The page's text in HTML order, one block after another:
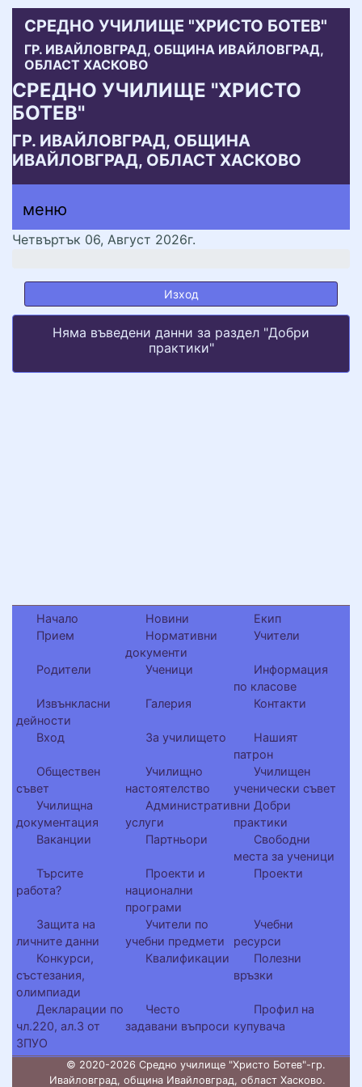
СРЕДНО УЧИЛИЩЕ "ХРИСТО БОТЕВ"
ГР. ИВАЙЛОВГРАД, ОБЩИНА ИВАЙЛОВГРАД,
ОБЛАСТ ХАСКОВО
СРЕДНО УЧИЛИЩЕ "ХРИСТО
БОТЕВ"
ГР. ИВАЙЛОВГРАД, ОБЩИНА
ИВАЙЛОВГРАД, ОБЛАСТ ХАСКОВО
меню горно
меню
меню
Четвъртък 06, Август 2026г.
Изход
Няма въведени данни за раздел "Добри
практики"
Начало Новини
Екип
Прием
Нормативни
документи
Учители
Родители Ученици
Информация
по класове
Извънкласни
дейности
Галерия Контакти
Вход За училището
Нашият
патрон
Обществен
съвет
Училищно
настоятелство
Училищен
ученически съвет
Училищна
документация
Административни
услуги
Добри
практики
Ваканции
Партньори
Свободни
места за ученици
Търсите
работа?
Проекти и
национални
програми
Проекти
Защита на
личните данни
Учители по
учебни предмети
Учебни
ресурси
Конкурси,
състезания,
олимпиади
Квалификации
Полезни
връзки
Декларации по
чл.220, ал.3 от
ЗПУО
Често
задавани въпроси
Профил на
купувача
© 2020-2026 Средно училище "Христо Ботев"-гр.
Ивайловград, община Ивайловград, област Хасково.